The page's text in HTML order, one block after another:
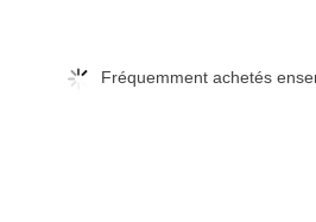
Fréquemment achetés